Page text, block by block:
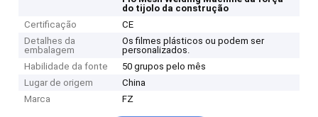
do tijolo da construção
Certificação
CE
Detalhes da
embalagem
Os filmes plásticos ou podem ser
personalizados.
Habilidade da fonte
50 grupos pelo mês
Lugar de origem
China
Marca
FZ